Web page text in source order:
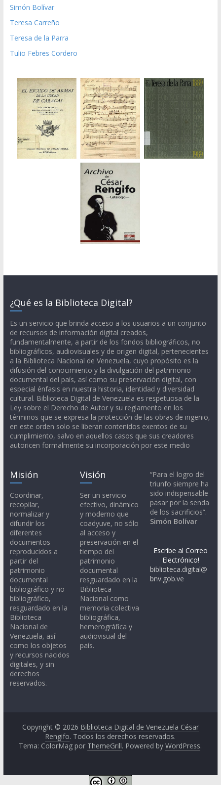
Simón Bolívar
Teresa Carreño
Teresa de la Parra
Tulio Febres Cordero
¿Qué es la Biblioteca Digital?
Es un servicio que brinda acceso a los usuarios a un conjunto
de recursos de información digital creados,
fundamentalmente, a partir de los fondos bibliográficos, no
bibliográficos, audiovisuales y de origen digital, pertenecientes
a la Biblioteca Nacional de Venezuela, cuyo propósito es la
difusión del conocimiento y la divulgación del patrimonio
documental del país, así como su preservación digital, con
especial énfasis en nuestra historia, identidad y diversidad
cultural. Biblioteca Digital de Venezuela es respetuosa de la
Ley sobre el Derecho de Autor y su reglamento en los
términos que se expresa la protección de las obras de ingenio,
en este orden solo se liberan contenidos exentos de su
cumplimiento, salvo en aquellos casos que sus creadores
autoricen formalmente su incorporación por este medio
Misión
Coordinar,
recopilar,
normalizar y
difundir los
diferentes
documentos
reproducidos a
partir del
patrimonio
documental
bibliográfico y no
bibliográfico,
resguardado en la
Biblioteca
Nacional de
Venezuela, así
como los objetos
y recursos nacidos
digitales, y sin
derechos
reservados.
Visión
Ser un servicio
efectivo, dinámico
y moderno que
coadyuve, no sólo
al acceso y
preservación en el
tiempo del
patrimonio
documental
resguardado en la
Biblioteca
Nacional como
memoria colectiva
bibliográfica,
hemerográfica y
audiovisual del
país.
“Para el logro del
triunfo siempre ha
sido indispensable
pasar por la senda
de los sacrificios”.
Simón Bolívar
Escribe al Correo
Electrónico!
biblioteca.digital@
bnv.gob.ve
Copyright © 2026 Biblioteca Digital de Venezuela César
Rengifo. Todos los derechos reservados.
Tema: ColorMag por ThemeGrill. Powered byWordPress.